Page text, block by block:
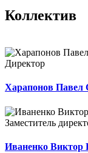
Коллектив
Директор
Харапонов Павел
Заместитель
Иваненко Виктор